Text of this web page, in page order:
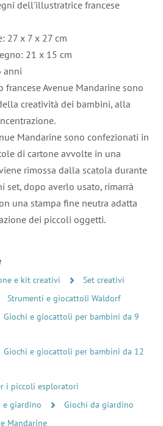
dell'illustratrice francese
27 x 7 x 27 cm
21 x 15 cm
anni
francese Avenue Mandarine sono
creatività dei bambini, alla
Mandarine sono confezionati in
di cartone avvolte in una
rimossa dalla scatola durante
set, dopo averlo usato, rimarrà
una stampa fine neutra adatta
dei piccoli oggetti.
e kit creativi
Set creativi
Strumenti e giocattoli Waldorf
Giochi e giocattoli per bambini da 9
Giochi e giocattoli per bambini da 12
i piccoli esploratori
e giardino
Giochi da giardino
Mandarine